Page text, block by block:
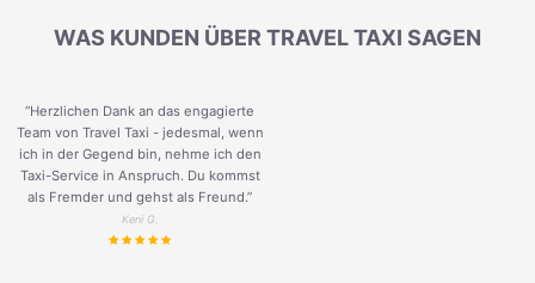
WAS KUNDEN ÜBER TRAVEL TAXI SAGEN
“Herzlichen Dank an das engagierte
Team von Travel Taxi - jedesmal, wenn
ich in der Gegend bin, nehme ich den
Taxi-Service in Anspruch. Du kommst
als Fremder und gehst als Freund.”
Keni G.